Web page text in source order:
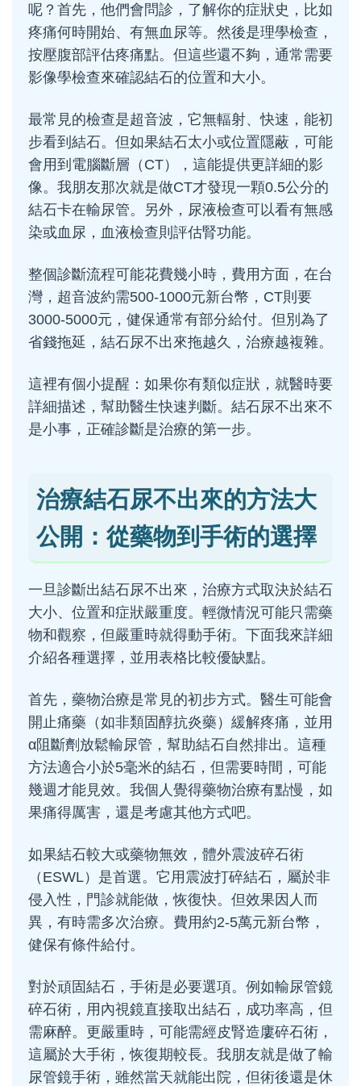
呢？首先，他們會問診，了解你的症狀史，比如
疼痛何時開始、有無血尿等。然後是理學檢查，
按壓腹部評估疼痛點。但這些還不夠，通常需要
影像學檢查來確認結石的位置和大小。
最常見的檢查是超音波，它無輻射、快速，能初
步看到結石。但如果結石太小或位置隱蔽，可能
會用到電腦斷層（CT），這能提供更詳細的影
像。我朋友那次就是做CT才發現一顆0.5公分的
結石卡在輸尿管。另外，尿液檢查可以看有無感
染或血尿，血液檢查則評估腎功能。
整個診斷流程可能花費幾小時，費用方面，在台
灣，超音波約需500-1000元新台幣，CT則要
3000-5000元，健保通常有部分給付。但別為了
省錢拖延，結石尿不出來拖越久，治療越複雜。
這裡有個小提醒：如果你有類似症狀，就醫時要
詳細描述，幫助醫生快速判斷。結石尿不出來不
是小事，正確診斷是治療的第一步。
治療結石尿不出來的方法大
公開：從藥物到手術的選擇
一旦診斷出結石尿不出來，治療方式取決於結石
大小、位置和症狀嚴重度。輕微情況可能只需藥
物和觀察，但嚴重時就得動手術。下面我來詳細
介紹各種選擇，並用表格比較優缺點。
首先，藥物治療是常見的初步方式。醫生可能會
開止痛藥（如非類固醇抗炎藥）緩解疼痛，並用
α阻斷劑放鬆輸尿管，幫助結石自然排出。這種
方法適合小於5毫米的結石，但需要時間，可能
幾週才能見效。我個人覺得藥物治療有點慢，如
果痛得厲害，還是考慮其他方式吧。
如果結石較大或藥物無效，體外震波碎石術
（ESWL）是首選。它用震波打碎結石，屬於非
侵入性，門診就能做，恢復快。但效果因人而
異，有時需多次治療。費用約2-5萬元新台幣，
健保有條件給付。
對於頑固結石，手術是必要選項。例如輸尿管鏡
碎石術，用內視鏡直接取出結石，成功率高，但
需麻醉。更嚴重時，可能需經皮腎造廔碎石術，
這屬於大手術，恢復期較長。我朋友就是做了輸
尿管鏡手術，雖然當天就能出院，但術後還是休